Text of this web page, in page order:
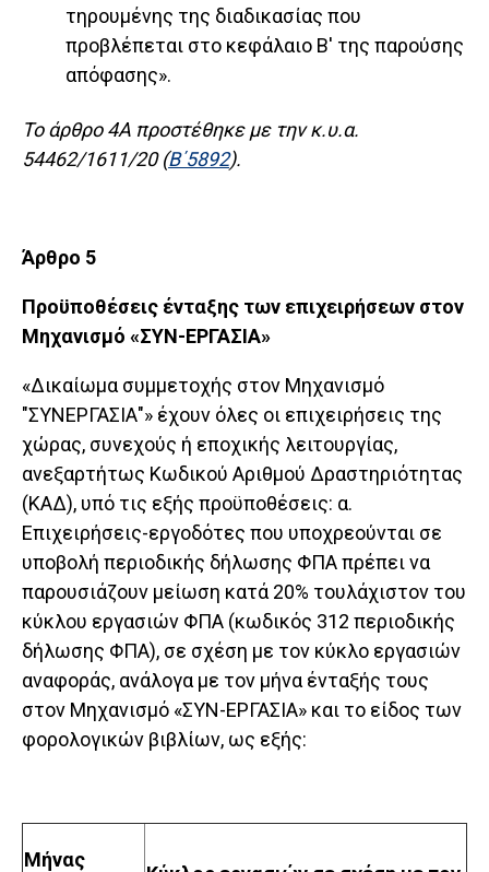
τηρουμένης της διαδικασίας που
προβλέπεται στο κεφάλαιο Β' της παρούσης
απόφασης».
Το άρθρο 4Α προστέθηκε με την κ.υ.α.
54462/1611/20 (Β΄5892).
Άρθρο 5
Προϋποθέσεις ένταξης των επιχειρήσεων στον
Μηχανισμό «ΣΥΝ-ΕΡΓΑΣΙΑ»
«Δικαίωμα συμμετοχής στον Μηχανισμό
"ΣΥΝΕΡΓΑΣΙΑ"» έχουν όλες οι επιχειρήσεις της
χώρας, συνεχούς ή εποχικής λειτουργίας,
ανεξαρτήτως Κωδικού Αριθμού Δραστηριότητας
(ΚΑΔ), υπό τις εξής προϋποθέσεις: α.
Επιχειρήσεις-εργοδότες που υποχρεούνται σε
υποβολή περιοδικής δήλωσης ΦΠΑ πρέπει να
παρουσιάζουν μείωση κατά 20% τουλάχιστον του
κύκλου εργασιών ΦΠΑ (κωδικός 312 περιοδικής
δήλωσης ΦΠΑ), σε σχέση με τον κύκλο εργασιών
αναφοράς, ανάλογα με τον μήνα ένταξής τους
στον Μηχανισμό «ΣΥΝ-ΕΡΓΑΣΙΑ» και το είδος των
φορολογικών βιβλίων, ως εξής:
Μήνας